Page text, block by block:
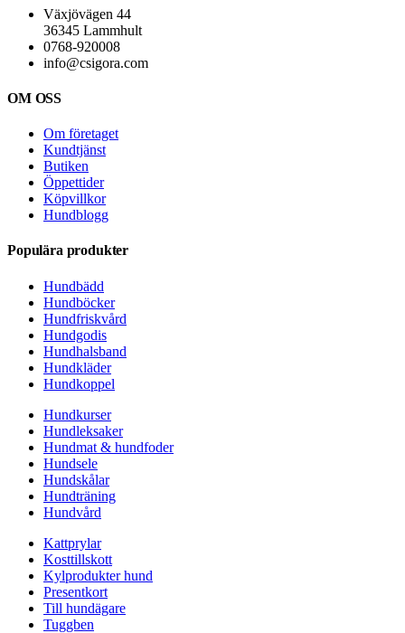
Växjövägen 44
36345 Lammhult
0768-920008
info@csigora.com
OM OSS
Om företaget
Kundtjänst
Butiken
Öppettider
Köpvillkor
Hundblogg
Populära produkter
Hundbädd
Hundböcker
Hundfriskvård
Hundgodis
Hundhalsband
Hundkläder
Hundkoppel
Hundkurser
Hundleksaker
Hundmat & hundfoder
Hundsele
Hundskålar
Hundträning
Hundvård
Kattprylar
Kosttillskott
Kylprodukter hund
Presentkort
Till hundägare
Tuggben